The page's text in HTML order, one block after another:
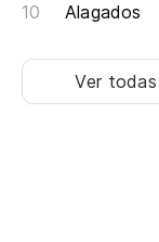
Alagados
Ver